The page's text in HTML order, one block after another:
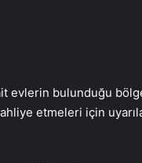
evlerin bulunduğu
etmeleri için
Çıktı